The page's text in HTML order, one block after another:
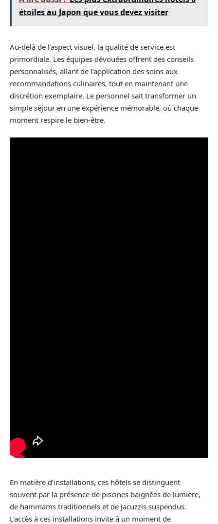
étoiles au Japon que vous devez visiter
Au-delà de l’aspect visuel, la qualité de service est
primordiale. Les équipes dévouées offrent des conseils
personnalisés, allant de l’application des soins aux
recommandations culinaires, tout en maintenant une
discrétion exemplaire. Le personnel sait transformer un
simple séjour en une expérience mémorable, où chaque
moment respire le bien-être.
En matière d’installations, ces hôtels se distinguent
souvent par la présence de piscines baignées de lumière,
de hammams traditionnels et de jacuzzis suspendus.
L’accès à ces installations invite à un moment de